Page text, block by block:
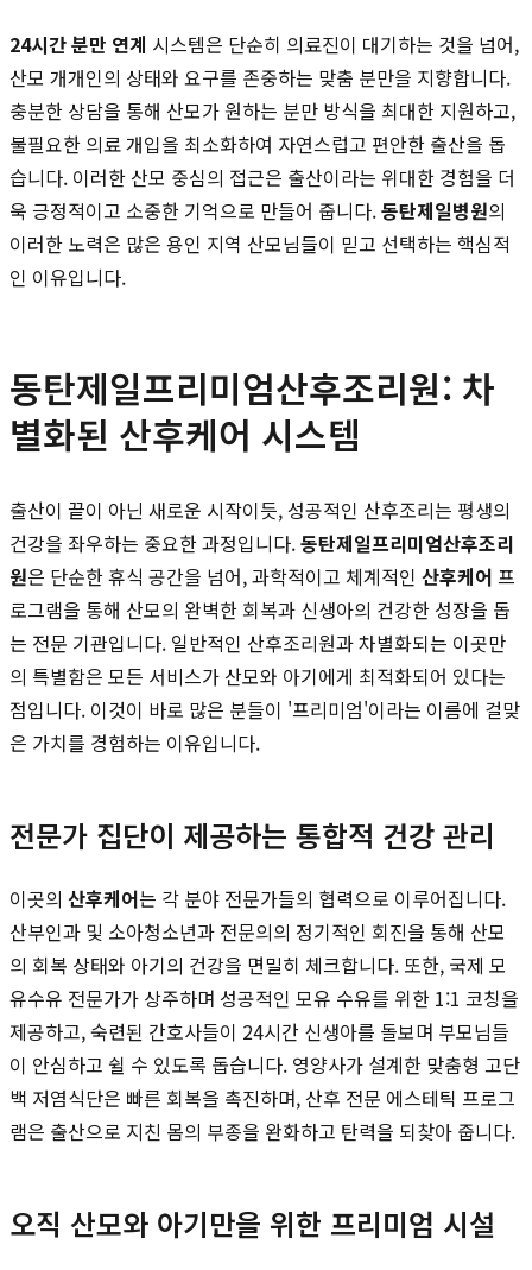
24시간 분만 연계 시스템은 단순히 의료진이 대기하는 것을 넘어,
산모 개개인의 상태와 요구를 존중하는 맞춤 분만을 지향합니다.
충분한 상담을 통해 산모가 원하는 분만 방식을 최대한 지원하고,
불필요한 의료 개입을 최소화하여 자연스럽고 편안한 출산을 돕
습니다. 이러한 산모 중심의 접근은 출산이라는 위대한 경험을 더
욱 긍정적이고 소중한 기억으로 만들어 줍니다.동탄제일병원의
이러한 노력은 많은 용인 지역 산모님들이 믿고 선택하는 핵심적
인 이유입니다.
동탄제일프리미엄산후조리원: 차
별화된 산후케어 시스템
출산이 끝이 아닌 새로운 시작이듯, 성공적인 산후조리는 평생의
건강을 좌우하는 중요한 과정입니다.동탄제일프리미엄산후조리
원은 단순한 휴식 공간을 넘어, 과학적이고 체계적인 산후케어 프
로그램을 통해 산모의 완벽한 회복과 신생아의 건강한 성장을 돕
는 전문 기관입니다. 일반적인 산후조리원과 차별화되는 이곳만
의 특별함은 모든 서비스가 산모와 아기에게 최적화되어 있다는
점입니다. 이것이 바로 많은 분들이 '프리미엄'이라는 이름에 걸맞
은 가치를 경험하는 이유입니다.
전문가 집단이 제공하는 통합적 건강 관리
이곳의 산후케어는 각 분야 전문가들의 협력으로 이루어집니다.
산부인과 및 소아청소년과 전문의의 정기적인 회진을 통해 산모
의 회복 상태와 아기의 건강을 면밀히 체크합니다. 또한, 국제 모
유수유 전문가가 상주하며 성공적인 모유 수유를 위한 1:1 코칭을
제공하고, 숙련된 간호사들이 24시간 신생아를 돌보며 부모님들
이 안심하고 쉴 수 있도록 돕습니다. 영양사가 설계한 맞춤형 고단
백 저염식단은 빠른 회복을 촉진하며, 산후 전문 에스테틱 프로그
램은 출산으로 지친 몸의 부종을 완화하고 탄력을 되찾아 줍니다.
오직 산모와 아기만을 위한 프리미엄 시설